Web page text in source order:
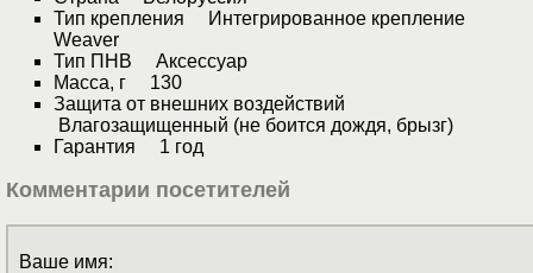
Тип крепления Интегрированное крепление
Weaver
Тип ПНВ Аксессуар
Масса, г 130
Защита от внешних воздействий
Влагозащищенный (не боится дождя, брызг)
Гарантия 1 год
Комментарии посетителей
Ваше имя: